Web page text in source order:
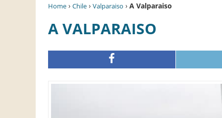
Home › Chile › Valparaiso › A Valparaiso
A VALPARAISO